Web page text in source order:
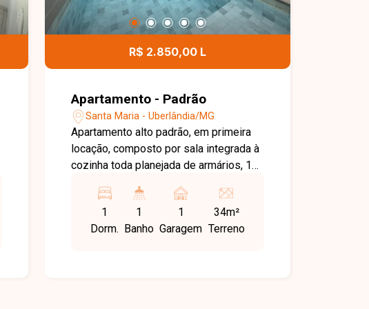
imóvel completo, funcional e pronto
para morar. Agende sua visita e venha
R$ 2.850,00 L
Apartamento - Padrão
Santa Maria - Uberlândia/MG
Apartamento alto padrão, em primeira
locação, composto por sala integrada à
cozinha toda planejada de armários, 1
condicionado, banheiro completo,
cozinha planejada, além de sacada. O
edifício possui 2 elevadores e oferece
1
Dorm.
1
Banho
1
Garagem
34m²
Terreno